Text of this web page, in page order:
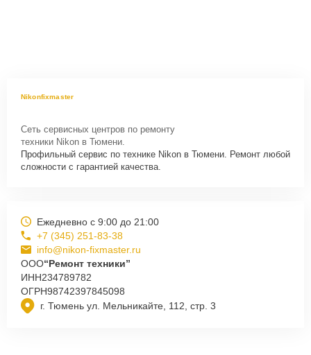
Nikonfixmaster
Сеть сервисных центров по ремонту
техники Nikon в Тюмени.
Профильный сервис по технике Nikon в Тюмени. Ремонт любой
сложности с гарантией качества.
г. Тюмень ул. Мельникайте, 112, стр. 3
Ежедневно с 9:00 до 21:00
+7 (345) 251-83-38
info@nikon-fixmaster.ru
ООО“Ремонт техники”
ИНН234789782
ОГРН98742397845098